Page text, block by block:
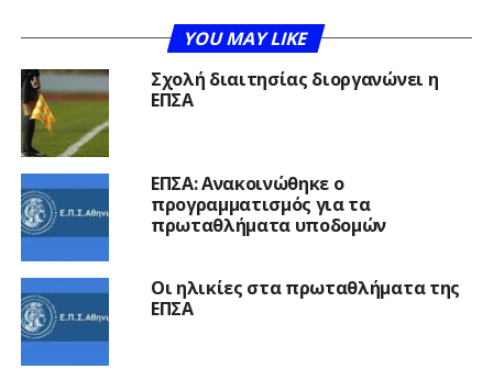
YOU MAY LIKE
Σχολή διαιτησίας διοργανώνει η
ΕΠΣΑ
ΕΠΣΑ: Ανακοινώθηκε ο
προγραμματισμός για τα
πρωταθλήματα υποδομών
Οι ηλικίες στα πρωταθλήματα της
ΕΠΣΑ